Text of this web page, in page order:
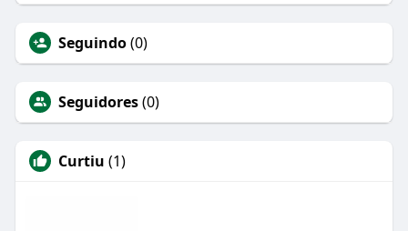
Seguindo(0)
Seguidores(0)
Curtiu (1)